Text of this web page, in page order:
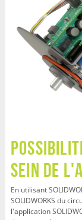
sein de
En utilisant
SOLIDWORKS du
l'application